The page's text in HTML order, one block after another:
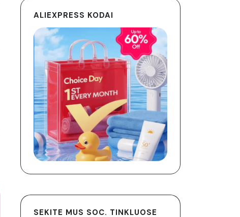
ALIEXPRESS KODAI
SEKITE MUS SOC. TINKLUOSE